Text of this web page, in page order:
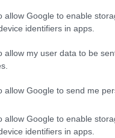
allow Google to enable
identifiers in apps.
allow my user data to be
allow Google to send me
allow Google to enable
identifiers in apps.
még délutáni
2026-ban pedig augusztus
közül többek között
visszatérők között ott lesz
kérésére újra koncertet ad a
Diszkó line-upjában az
Lee,Mehringer Marci,
elsején, azaz ma
a legjobb áron páros bérlet